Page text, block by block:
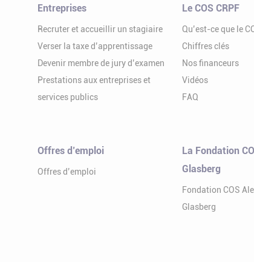
Entreprises
Recruter et accueillir un stagiaire
Verser la taxe d’apprentissage
Devenir membre de jury d’examen
Prestations aux entreprises et
services publics
Le COS CRPF
Qu’est-ce que le
Chiffres clés
Nos financeurs
Vidéos
FAQ
Offres d’emploi
Offres d’emploi
La Fondation
Glasberg
Fondation COS
Glasberg